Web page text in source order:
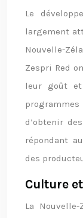
Le
largement
Nouvelle-
Zespri Red
leur goût et
d’obtenir
répondant
des
Culture
La